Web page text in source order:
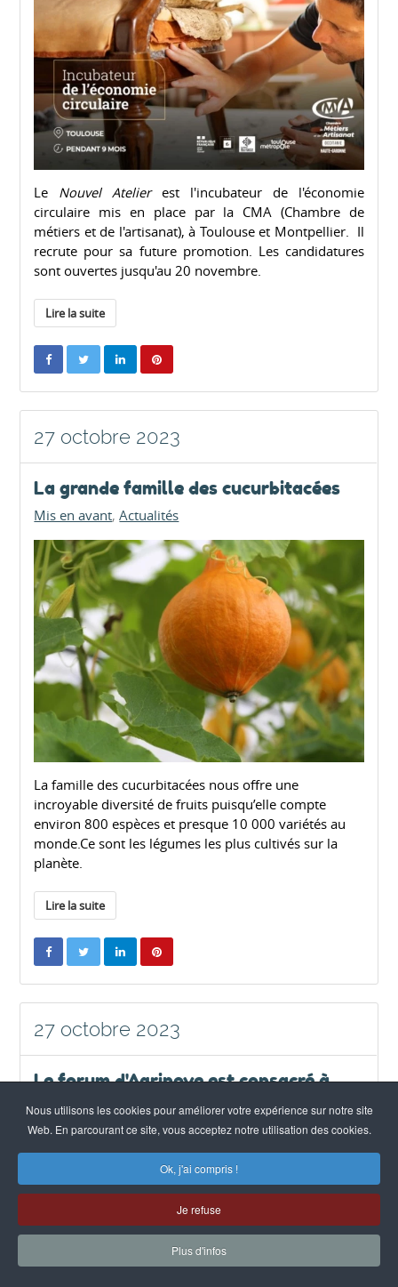
Le Nouvel Atelierest l'incubateur de l'économie
circulaire mis en place par la CMA (Chambre de
métiers et de l'artisanat), à Toulouse et Montpellier. Il
recrute pour sa future promotion. Les candidatures
sont ouvertes jusqu'au 20 novembre.
Lire la suite
27 octobre 2023
La grande famille des cucurbitacées
Mis en avant Actualités
La famille des cucurbitacées nous offre une
incroyable diversité de fruits puisqu’elle compte
environ 800 espèces et presque 10 000 variétés au
monde.Ce sont les légumes les plus cultivés sur la
planète.
Lire la suite
27 octobre 2023
Le forum d'Agrinove est consacré à
l'agriculture urbaine
Fil d'infos High-tech & innovation Fermes urbaines
Nous utilisons les cookies pour améliorer votre expérience sur notre site
Web. En parcourant ce site, vous acceptez notre utilisation des cookies.
Ok, j'ai compris !
Je refuse
Plus d'infos